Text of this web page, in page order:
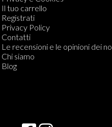
Il tuo carrello
Registrati
Privacy Policy
Contatti
Le recensioni e le opinioni dei
Chi siamo
Blog